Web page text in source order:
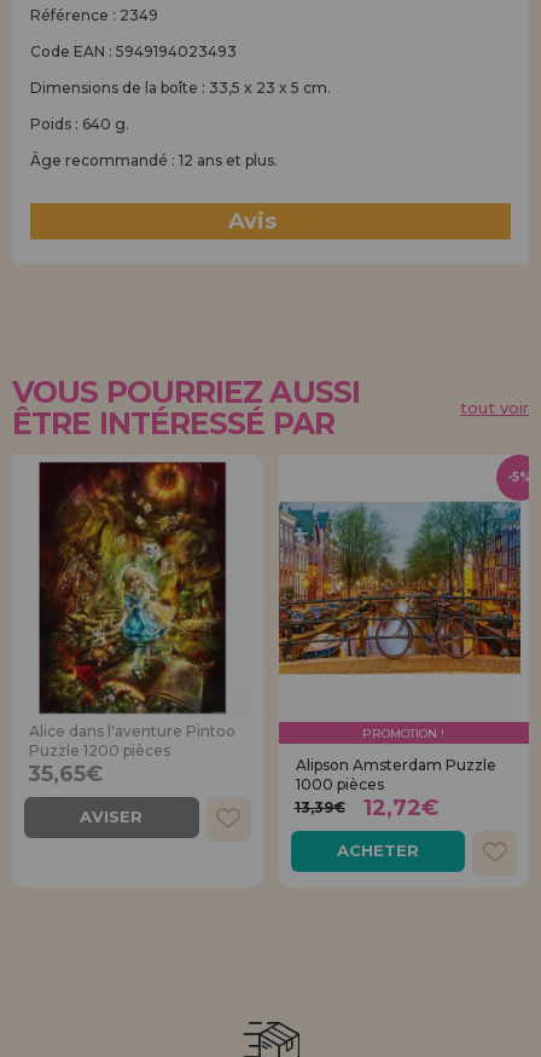
Référence : 2349
Code EAN : 5949194023493
Dimensions de la boîte : 33,5 x 23 x 5 cm.
Poids : 640 g.
Âge recommandé : 12 ans et plus.
Avis
VOUS POURRIEZ AUSSI
ÊTRE INTÉRESSÉ PAR
tout voir
Alice dans l'aventure Pintoo
Puzzle 1200 pièces
35,65€
AVISER
PROMOTION !
Alipson Amsterdam Puzzle
1000 pièces
13,39€
12,72€
ACHETER
-5%